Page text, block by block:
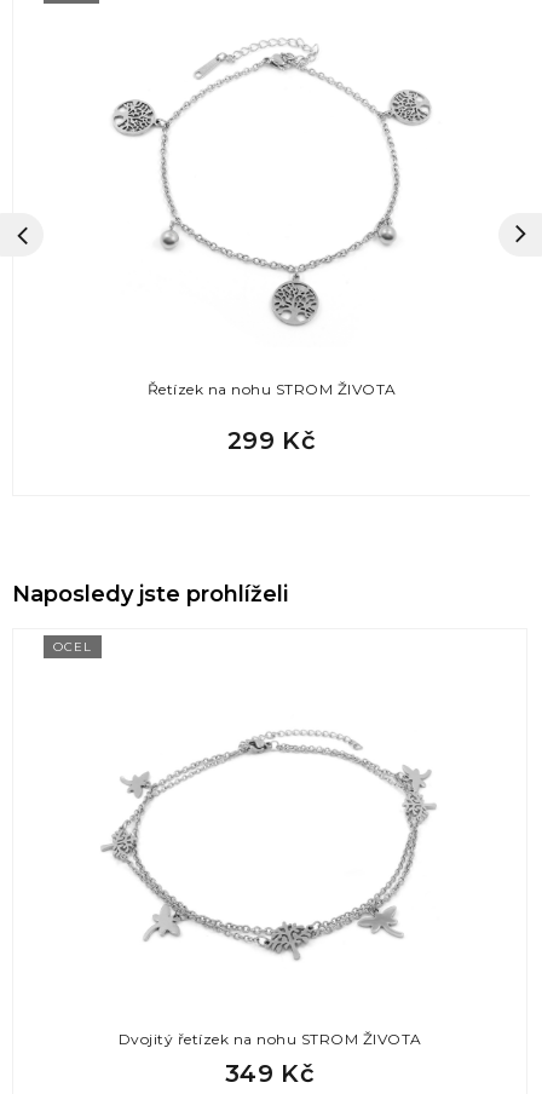
Řetízek na nohu STROM ŽIVOTA
299 Kč
Naposledy jste prohlíželi
OCEL
Dvojitý řetízek na nohu STROM ŽIVOTA
349 Kč